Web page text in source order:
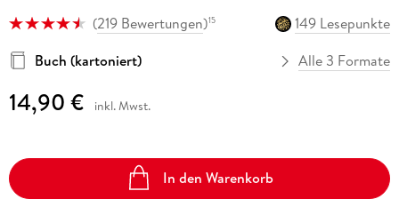
(219 Bewertungen)15
149 Lesepunkte
Buch (kartoniert)
Alle 3 Formate
14,90 € inkl. Mwst.
In den Warenkorb